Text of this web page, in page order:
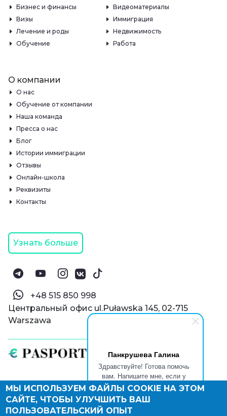
Панкрушева Галина
Здравствуйте! Готова помочь
вам. Напишите мне, если у
вас появятся вопросы.
© Паспорт Онлайн 2019—2026
Политика конфиденциальности
Оферта и конфиденциальность:РФ
Бизнес и финансы
Видеоматериалы
Визы
Иммиграция
Лечение и роды
Недвижимость
Обучение
Работа
О компании
О нас
Обучение от компании
Наша команда
Пресса о нас
Блог
Истории иммиграции
Отзывы
Онлайн-школа
Реквизиты
Контакты
Узнать больше
‪+48 515 850 998‬
Центральный офис ul.Puławska 145, 02-715
Warszawa
МЫ ИСПОЛЬЗУЕМ ФАЙЛЫ COOKIE НА ЭТОМ
САЙТЕ, ЧТОБЫ УЛУЧШИТЬ ВАШ
ПОЛЬЗОВАТЕЛЬСКИЙ ОПЫТ